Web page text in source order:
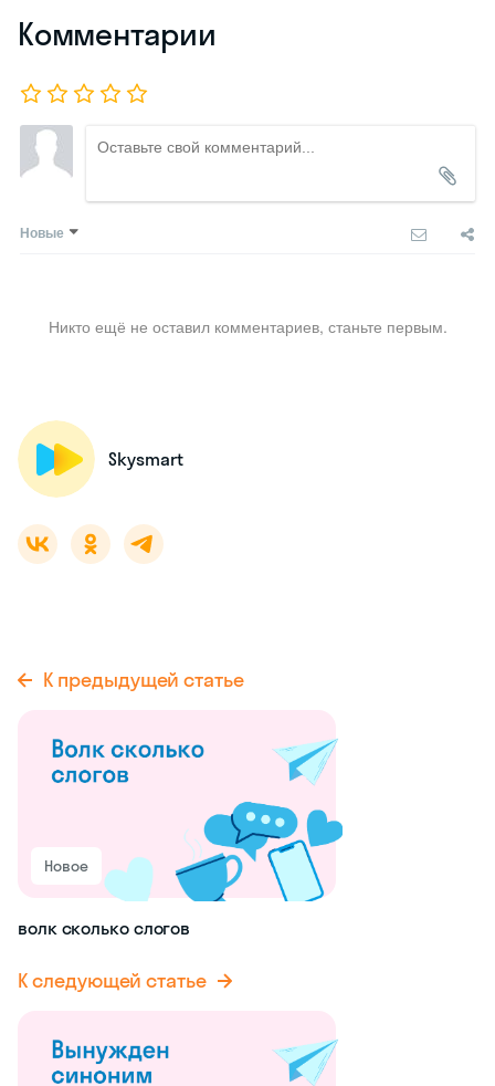
Комментарии
Новые
Никто ещё не оставил комментариев, станьте первым.
Skysmart
К предыдущей статье
Новое
волк сколько слогов
К следующей статье